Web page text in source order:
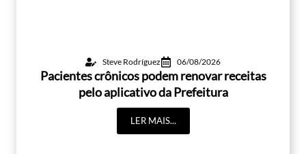
Steve Rodríguez 06/08/2026
Pacientes crônicos podem renovar receitas
pelo aplicativo da Prefeitura
LER MAIS...